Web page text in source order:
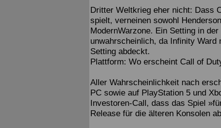
Dritter Weltkrieg eher nicht: Dass
spielt, verneinen sowohl
ModernWarzone. Ein Setting in
unwahrscheinlich, da Infinity
Setting abdeckt.
Plattform: Wo erscheint Call of
Aller Wahrscheinlichkeit nach
PC sowie auf PlayStation 5 und
Investoren-Call, dass das Spiel
Release für die älteren Konsolen